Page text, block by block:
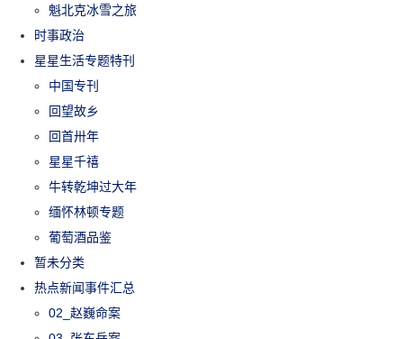
魁北克冰雪之旅
时事政治
星星生活专题特刊
中国专刊
回望故乡
回首卅年
星星千禧
牛转乾坤过大年
缅怀林顿专题
葡萄酒品鉴
暂未分类
热点新闻事件汇总
02_赵巍命案